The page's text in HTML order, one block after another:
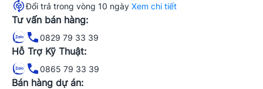
Đổi trả trong vòng 10 ngày Xem chi tiết
Tư vấn bán hàng:
0829 79 33 39
Hỗ Trợ Kỹ Thuật:
0865 79 33 39
Bán hàng dự án: